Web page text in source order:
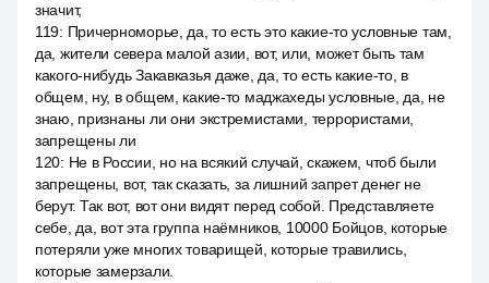
значит,
119: Причерноморье, да, то есть это какие-то условные там,
да, жители севера малой азии, вот, или, может быть там
какого-нибудь Закавказья даже, да, то есть какие-то, в
общем, ну, в общем, какие-то маджахеды условные, да, не
знаю, признаны ли они экстремистами, террористами,
запрещены ли
120: Не в России, но на всякий случай, скажем, чтоб были
запрещены, вот, так сказать, за лишний запрет денег не
берут. Так вот, вот они видят перед собой. Представляете
себе, да, вот эта группа наёмников, 10000 Бойцов, которые
потеряли уже многих товарищей, которые травились,
которые замерзали.